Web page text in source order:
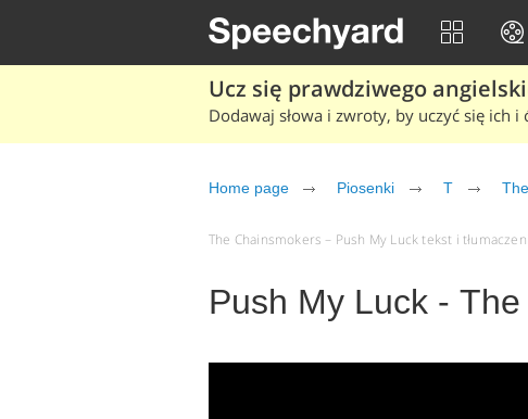
Ucz się prawdziwego
Dodawaj słowa i zwroty, by uczyć się ich
Home page Piosenki T
The Chainsmokers – Push My Luck tekst i
Push My Luck -